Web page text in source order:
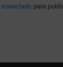
conectadopara